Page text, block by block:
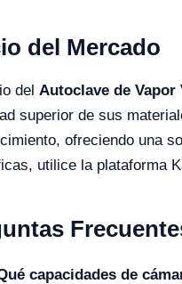
del Mercado
del Autoclave de Vapor
superior de sus
ofreciendo una
utilice la plataforma
capacidades de